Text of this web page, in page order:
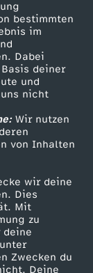
bestimmten
im
Dabei
deiner
und
nicht
Wir nutzen
von Inhalten
wir deine
Dies
Mit
zu
Zwecken du
Deine